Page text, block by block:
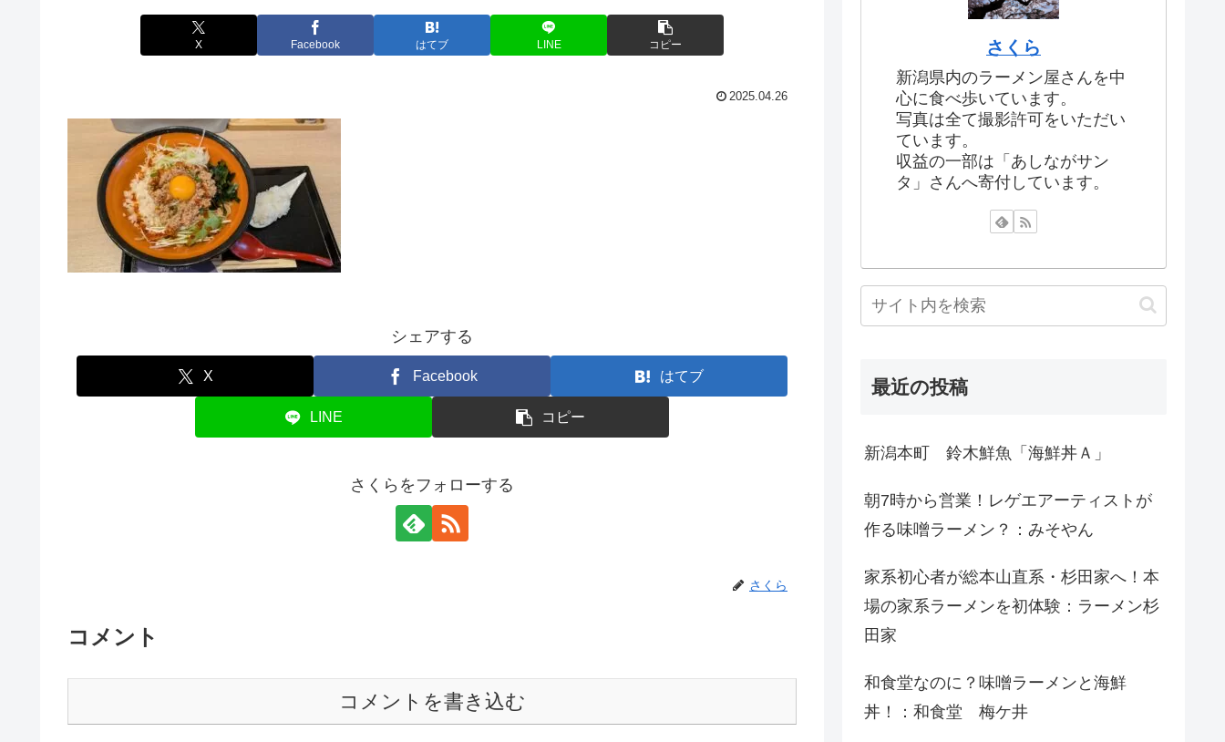
X Facebook はてブ LINE コピー
2025.04.26
シェアする
X Facebook はてブ
LINE コピー
さくらをフォローする
さくら
コメント
コメントを書き込む
さくら
新潟県内のラーメン屋さんを中
心に食べ歩いています。
写真は全て撮影許可をいただい
ています。
収益の一部は「あしながサン
タ」さんへ寄付しています。
最近の投稿
新潟本町 鈴木鮮魚「海鮮丼Ａ」
朝7時から営業！レゲエアーティストが
作る味噌ラーメン？：みそやん
家系初心者が総本山直系・杉田家へ！本
場の家系ラーメンを初体験：ラーメン杉
田家
和食堂なのに？味噌ラーメンと海鮮
丼！：和食堂 梅ケ井